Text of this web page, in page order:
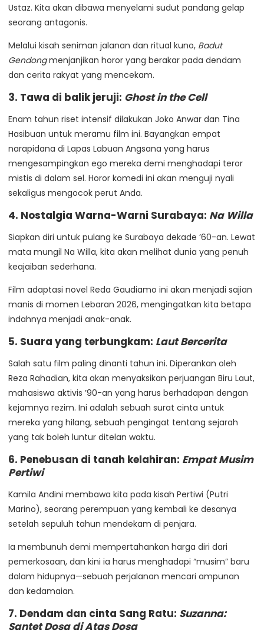
Ustaz. Kita akan dibawa menyelami sudut pandang gelap
seorang antagonis.
Melalui kisah seniman jalanan dan ritual kuno, Badut
Gendongmenjanjikan horor yang berakar pada dendam
dan cerita rakyat yang mencekam.
3. Tawa di balik jeruji: Ghost in the Cell
Enam tahun riset intensif dilakukan Joko Anwar dan Tina
Hasibuan untuk meramu film ini. Bayangkan empat
narapidana di Lapas Labuan Angsana yang harus
mengesampingkan ego mereka demi menghadapi teror
mistis di dalam sel. Horor komedi ini akan menguji nyali
sekaligus mengocok perut Anda.
4. Nostalgia Warna-Warni Surabaya: Na Willa
Siapkan diri untuk pulang ke Surabaya dekade ’60-an. Lewat
mata mungil Na Willa, kita akan melihat dunia yang penuh
keajaiban sederhana.
Film adaptasi novel Reda Gaudiamo ini akan menjadi sajian
manis di momen Lebaran 2026, mengingatkan kita betapa
indahnya menjadi anak-anak.
5. Suara yang terbungkam: Laut Bercerita
Salah satu film paling dinanti tahun ini. Diperankan oleh
Reza Rahadian, kita akan menyaksikan perjuangan Biru Laut,
mahasiswa aktivis ’90-an yang harus berhadapan dengan
kejamnya rezim. Ini adalah sebuah surat cinta untuk
mereka yang hilang, sebuah pengingat tentang sejarah
yang tak boleh luntur ditelan waktu.
6. Penebusan di tanah kelahiran: Empat Musim
Pertiwi
Kamila Andini membawa kita pada kisah Pertiwi (Putri
Marino), seorang perempuan yang kembali ke desanya
setelah sepuluh tahun mendekam di penjara.
Ia membunuh demi mempertahankan harga diri dari
pemerkosaan, dan kini ia harus menghadapi “musim” baru
dalam hidupnya—sebuah perjalanan mencari ampunan
dan kedamaian.
7. Dendam dan cinta Sang Ratu: Suzanna:
Santet Dosa di Atas Dosa